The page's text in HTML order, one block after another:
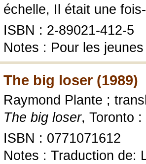
échelle, Il était une
ISBN : 2-89021-412-5
Notes : Pour les jeunes
The big loser (1989)
Raymond Plante ;
The big loser, Toronto
ISBN : 0771071612
Notes : Traduction de: